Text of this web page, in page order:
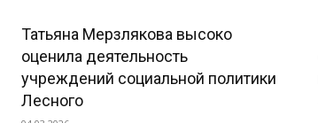
Татьяна Мерзлякова высоко
оценила деятельность
учреждений социальной политики
Лесного